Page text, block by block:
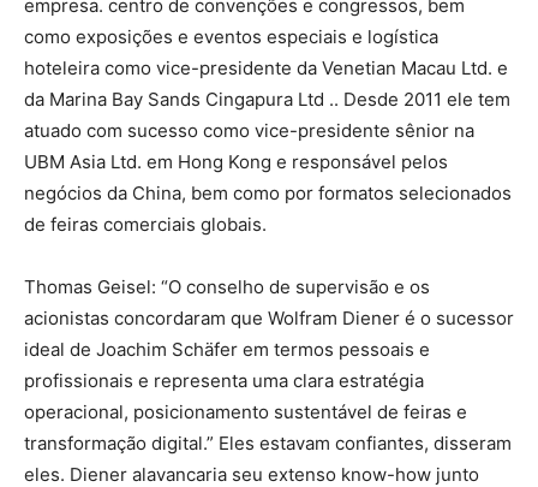
empresa. centro de convenções e congressos, bem
como exposições e eventos especiais e logística
hoteleira como vice-presidente da Venetian Macau Ltd. e
da Marina Bay Sands Cingapura Ltd .. Desde 2011 ele tem
atuado com sucesso como vice-presidente sênior na
UBM Asia Ltd. em Hong Kong e responsável pelos
negócios da China, bem como por formatos selecionados
de feiras comerciais globais.
Thomas Geisel: “O conselho de supervisão e os
acionistas concordaram que Wolfram Diener é o sucessor
ideal de Joachim Schäfer em termos pessoais e
profissionais e representa uma clara estratégia
operacional, posicionamento sustentável de feiras e
transformação digital.” Eles estavam confiantes, disseram
eles. Diener alavancaria seu extenso know-how junto